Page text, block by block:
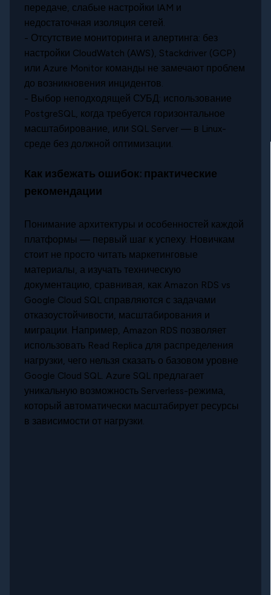
передаче, слабые настройки IAM и
недостаточная изоляция сетей.
- Отсутствие мониторинга и алертинга: без
настройки CloudWatch (AWS), Stackdriver (GCP)
или Azure Monitor команды не замечают проблем
до возникновения инцидентов.
- Выбор неподходящей СУБД: использование
PostgreSQL, когда требуется горизонтальное
масштабирование, или SQL Server — в Linux-
среде без должной оптимизации.
Как избежать ошибок: практические
рекомендации
Понимание архитектуры и особенностей каждой
платформы — первый шаг к успеху. Новичкам
стоит не просто читать маркетинговые
материалы, а изучать техническую
документацию, сравнивая, как Amazon RDS vs
Google Cloud SQL справляются с задачами
отказоустойчивости, масштабирования и
миграции. Например, Amazon RDS позволяет
использовать Read Replica для распределения
нагрузки, чего нельзя сказать о базовом уровне
Google Cloud SQL. Azure SQL предлагает
уникальную возможность Serverless-режима,
который автоматически масштабирует ресурсы
в зависимости от нагрузки.